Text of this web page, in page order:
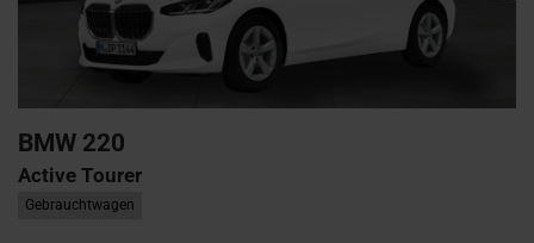
BMW 220
Active Tourer
Gebrauchtwagen